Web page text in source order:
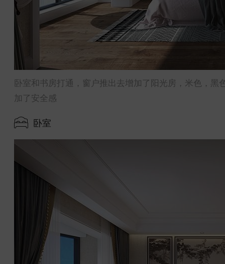
卧室和书房打通，窗户推出去增加了阳光房，米色，
加了安全感
卧室